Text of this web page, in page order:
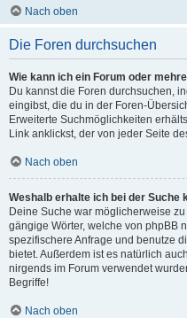
Nach oben
Die Foren durchsuchen
Wie kann ich ein Forum oder
Du kannst die Foren durchsuchen,
eingibst, die du in der Foren-
Erweiterte Suchmöglichkeiten
Link anklickst, der von jeder Seite
Nach oben
Weshalb erhalte ich bei der Suche
Deine Suche war möglicherweise
gängige Wörter, welche von phpBB
spezifischere Anfrage und benutze
bietet. Außerdem ist es natürlich
nirgends im Forum verwendet
Begriffe!
Nach oben